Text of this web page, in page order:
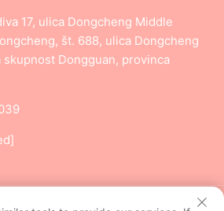
17, ulica Dongcheng Middle
št. 688, ulica Dongcheng
skupnost Dongguan, provinca
Podjetje Dongguan Jiarui Cultural